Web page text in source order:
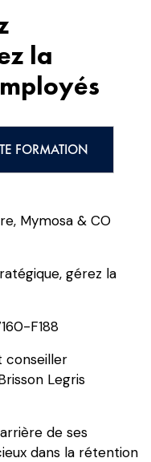
la
FORMATION
Mymosa & CO
gérez la
F188
conseiller
Legris
de ses
dans la rétention